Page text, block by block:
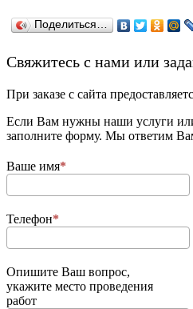
Поделиться…
­Свяжитесь с нами или
При заказе с сайта
Если Вам нужны наши услуги
заполните форму. Мы ответим
Ваше имя
Телефон
Опишите Ваш вопрос,
укажите место проведения
работ